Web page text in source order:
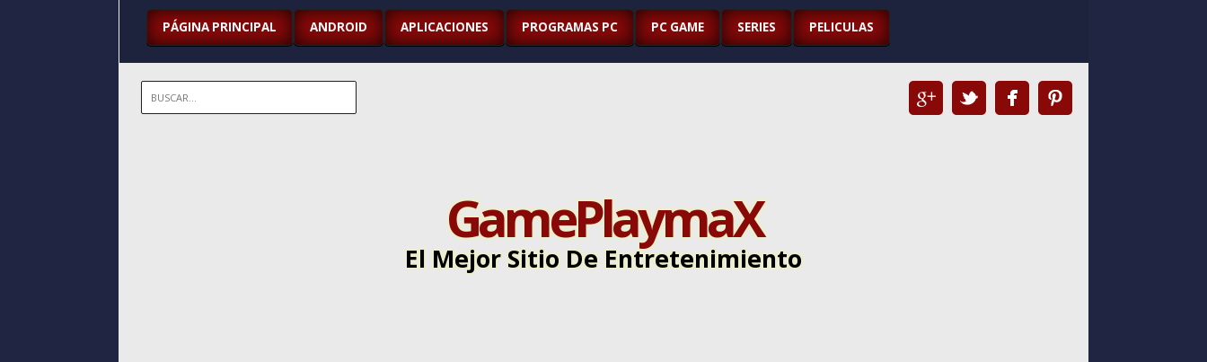
PÁGINA PRINCIPAL ANDROID APLICACIONES PROGRAMAS PC PC GAME SERIES PELICULAS
GamePlaymaX
El Mejor Sitio De Entretenimiento